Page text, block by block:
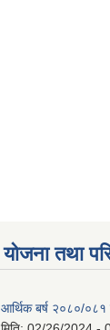
योजना तथा
आर्थिक बर्ष २०८०/०८१